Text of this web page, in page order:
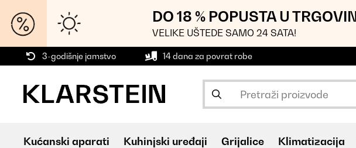
DO 18 % POPUSTA U
VELIKE UŠTEDE SAMO 24 SATA!
3-godišnje jamstvo 14 dana za povrat robe
Kućanski aparati Kuhinjski uređaji Grijalice Klimatizacija